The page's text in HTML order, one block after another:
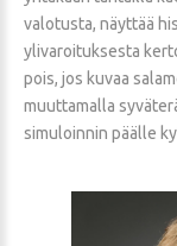
valotusta, näyttää
ylivaroituksesta
pois, jos kuvaa
muuttamalla
simuloinnin päälle